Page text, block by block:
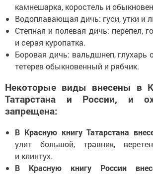
камнешарка, коростель и
Водоплавающая дичь: гуси, утки и
Степная и полевая дичь: перепел,
и серая куропатка.
Боровая дичь: вальдшнеп, глухарь
тетерев обыкновенный и рябчик.
Некоторые виды внесены в
Татарстана и России, и
запрещена:
В Красную книгу Татарстана
улит большой, травник,
и клинтух.
В Красную книгу России